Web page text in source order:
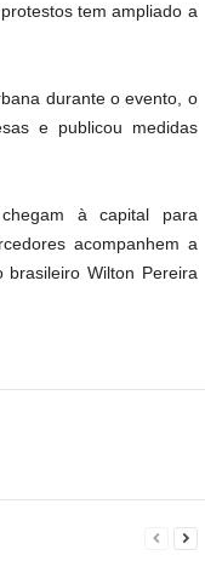
tem ampliado a
durante o evento, o
e publicou medidas
à capital para
acompanhem a
Wilton Pereira